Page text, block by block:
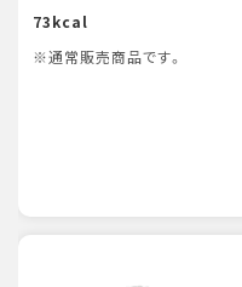
73kcal
※通常販売商品です。